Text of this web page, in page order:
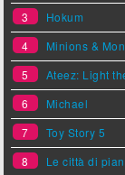
3
Hokum
4
Minions &
5
Ateez: Light
6
Michael
7
Toy Story 5
8
Le città di